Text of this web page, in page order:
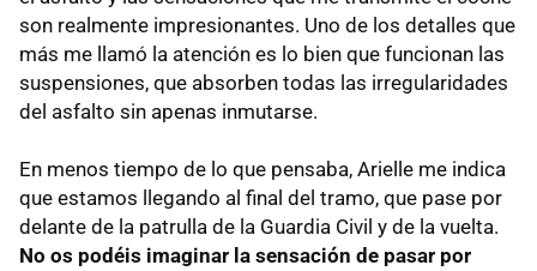
son realmente impresionantes. Uno de los detalles que
más me llamó la atención es lo bien que funcionan las
suspensiones, que absorben todas las irregularidades
del asfalto sin apenas inmutarse.
En menos tiempo de lo que pensaba, Arielle me indica
que estamos llegando al final del tramo, que pase por
delante de la patrulla de la Guardia Civil y de la vuelta.
No os podéis imaginar la sensación de pasar por